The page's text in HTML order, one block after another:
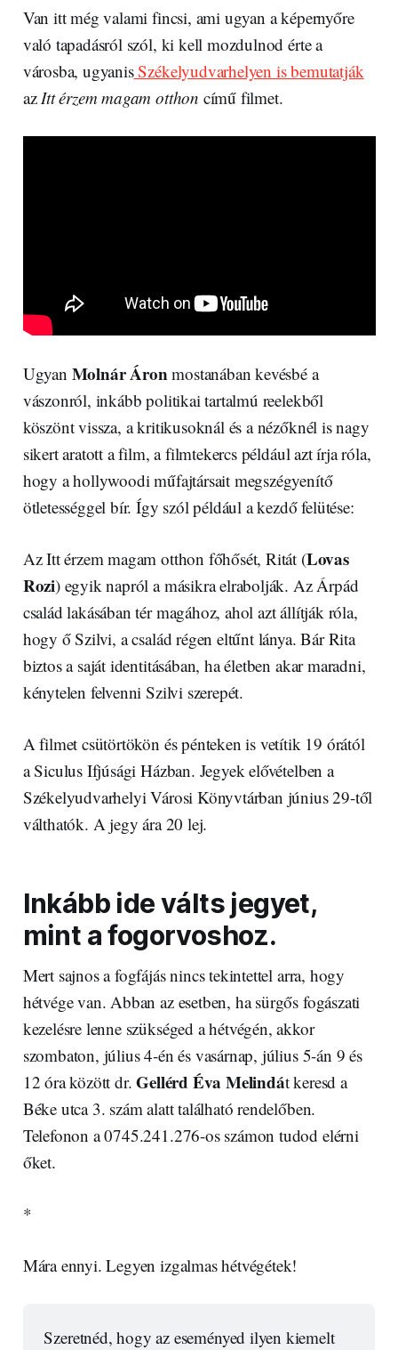
Van itt még valami fincsi, ami ugyan a képernyőre
való tapadásról szól, ki kell mozdulnod érte a
városba, ugyanisSzékelyudvarhelyen is bemutatják
azItt érzem magam otthon című filmet.
Ugyan Molnár Áronmostanában kevésbé a
vászonról, inkább politikai tartalmú reelekből
köszönt vissza, a kritikusoknál és a nézőknél is nagy
sikert aratott a film, a filmtekercs például azt írja róla,
hogy a hollywoodi műfajtársait megszégyenítő
ötletességgel bír. Így szól például a kezdő felütése:
Az Itt érzem magam otthon főhősét, Ritát (Lovas
Rozi) egyik napról a másikra elrabolják. Az Árpád
család lakásában tér magához, ahol azt állítják róla,
hogy ő Szilvi, a család régen eltűnt lánya. Bár Rita
biztos a saját identitásában, ha életben akar maradni,
kénytelen felvenni Szilvi szerepét.
A filmet csütörtökön és pénteken is vetítik 19 órától
a Siculus Ifjúsági Házban. Jegyek elővételben a
Székelyudvarhelyi Városi Könyvtárban június 29-től
válthatók. A jegy ára 20 lej.
Inkább ide válts jegyet,
mint a fogorvoshoz.
Mert sajnos a fogfájás nincs tekintettel arra, hogy
hétvége van. Abban az esetben, ha sürgős fogászati
kezelésre lenne szükséged a hétvégén, akkor
szombaton, július 4-én és vasárnap, július 5-án 9 és
12 óra között dr. Gellérd Éva Melindát keresd a
Béke utca 3. szám alatt található rendelőben.
Telefonon a 0745.241.276-os számon tudod elérni
őket.
*
Mára ennyi. Legyen izgalmas hétvégétek!
Szeretnéd, hogy az eseményed ilyen kiemelt